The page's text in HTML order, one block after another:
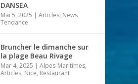
DANSEA
Mai 5, 2025 |Articles, News
Tendance
Bruncher le dimanche sur
la plage Beau Rivage
Mar 4, 2025 |Alpes-Maritimes,
Articles, Nice, Restaurant